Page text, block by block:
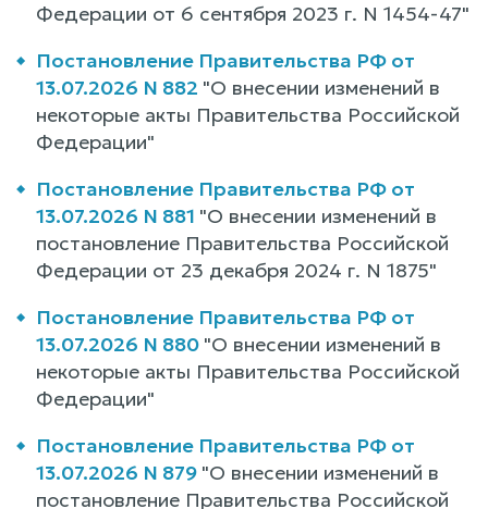
Федерации от 6 сентября 2023 г. N 1454-47"
Постановление Правительства РФ от
13.07.2026 N 882 "О внесении изменений в
некоторые акты Правительства Российской
Федерации"
Постановление Правительства РФ от
13.07.2026 N 881 "О внесении изменений в
постановление Правительства Российской
Федерации от 23 декабря 2024 г. N 1875"
Постановление Правительства РФ от
13.07.2026 N 880 "О внесении изменений в
некоторые акты Правительства Российской
Федерации"
Постановление Правительства РФ от
13.07.2026 N 879 "О внесении изменений в
постановление Правительства Российской